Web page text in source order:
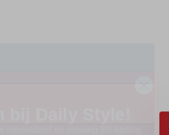
bij Daily Style!
nieuwsbrief en ontvang 5% korting